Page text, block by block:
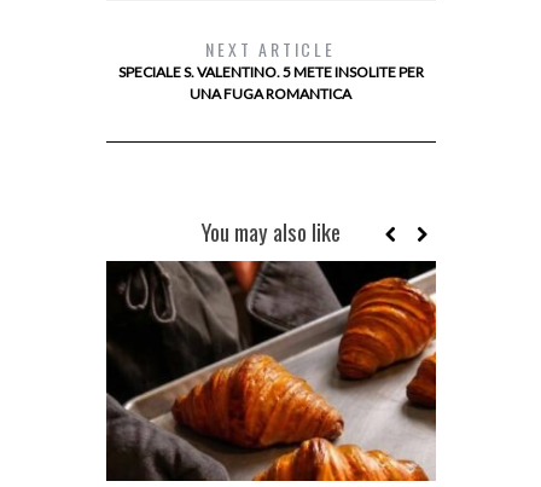
NEXT ARTICLE
SPECIALE S. VALENTINO. 5 METE INSOLITE PER
UNA FUGA ROMANTICA
You may also like